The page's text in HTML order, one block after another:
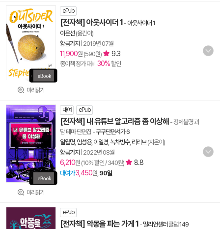
미리읽기
ePub
[전자책] 아웃사이더 1 - 아웃사이더 1
이은선(옮긴이)
황금가지
2019년 07월
11,900원 (590원) 9.3
종이책 정가 대비 30%할인
미리읽기
대여 ePub
[전자책] 내 유튜브 알고리즘 좀 이상해 - 정체불명 괴
담 테마 단편집 -구구단편서가 6
일월명, 엄성용, 이일경 녹차빙수, 리리브(지은이)
황금가지
2022년 08월
6,210원 (10% 할인 / 340원) 8.8
대여가3,450원, 90일
ePub
[전자책] 악몽을 파는 가게 1 - 밀리언셀러 클럽 149